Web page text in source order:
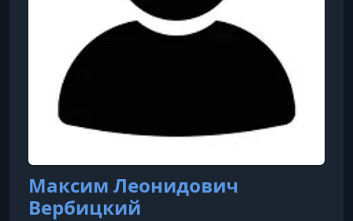
Максим Леонидович
Вербицкий